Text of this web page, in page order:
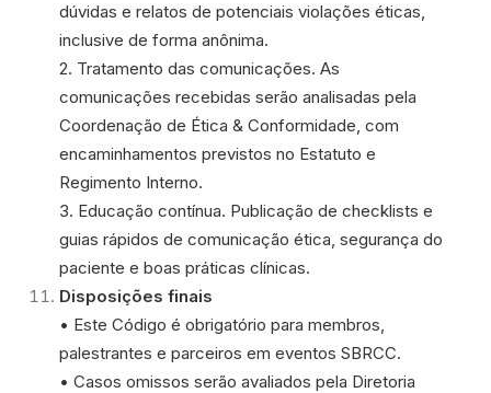
dúvidas e relatos de potenciais violações éticas,
inclusive de forma anônima.
2. Tratamento das comunicações. As
comunicações recebidas serão analisadas pela
Coordenação de Ética & Conformidade, com
encaminhamentos previstos no Estatuto e
Regimento Interno.
3. Educação contínua. Publicação de checklists e
guias rápidos de comunicação ética, segurança do
paciente e boas práticas clínicas.
Disposições finais
• Este Código é obrigatório para membros,
palestrantes e parceiros em eventos SBRCC.
• Casos omissos serão avaliados pela Diretoria